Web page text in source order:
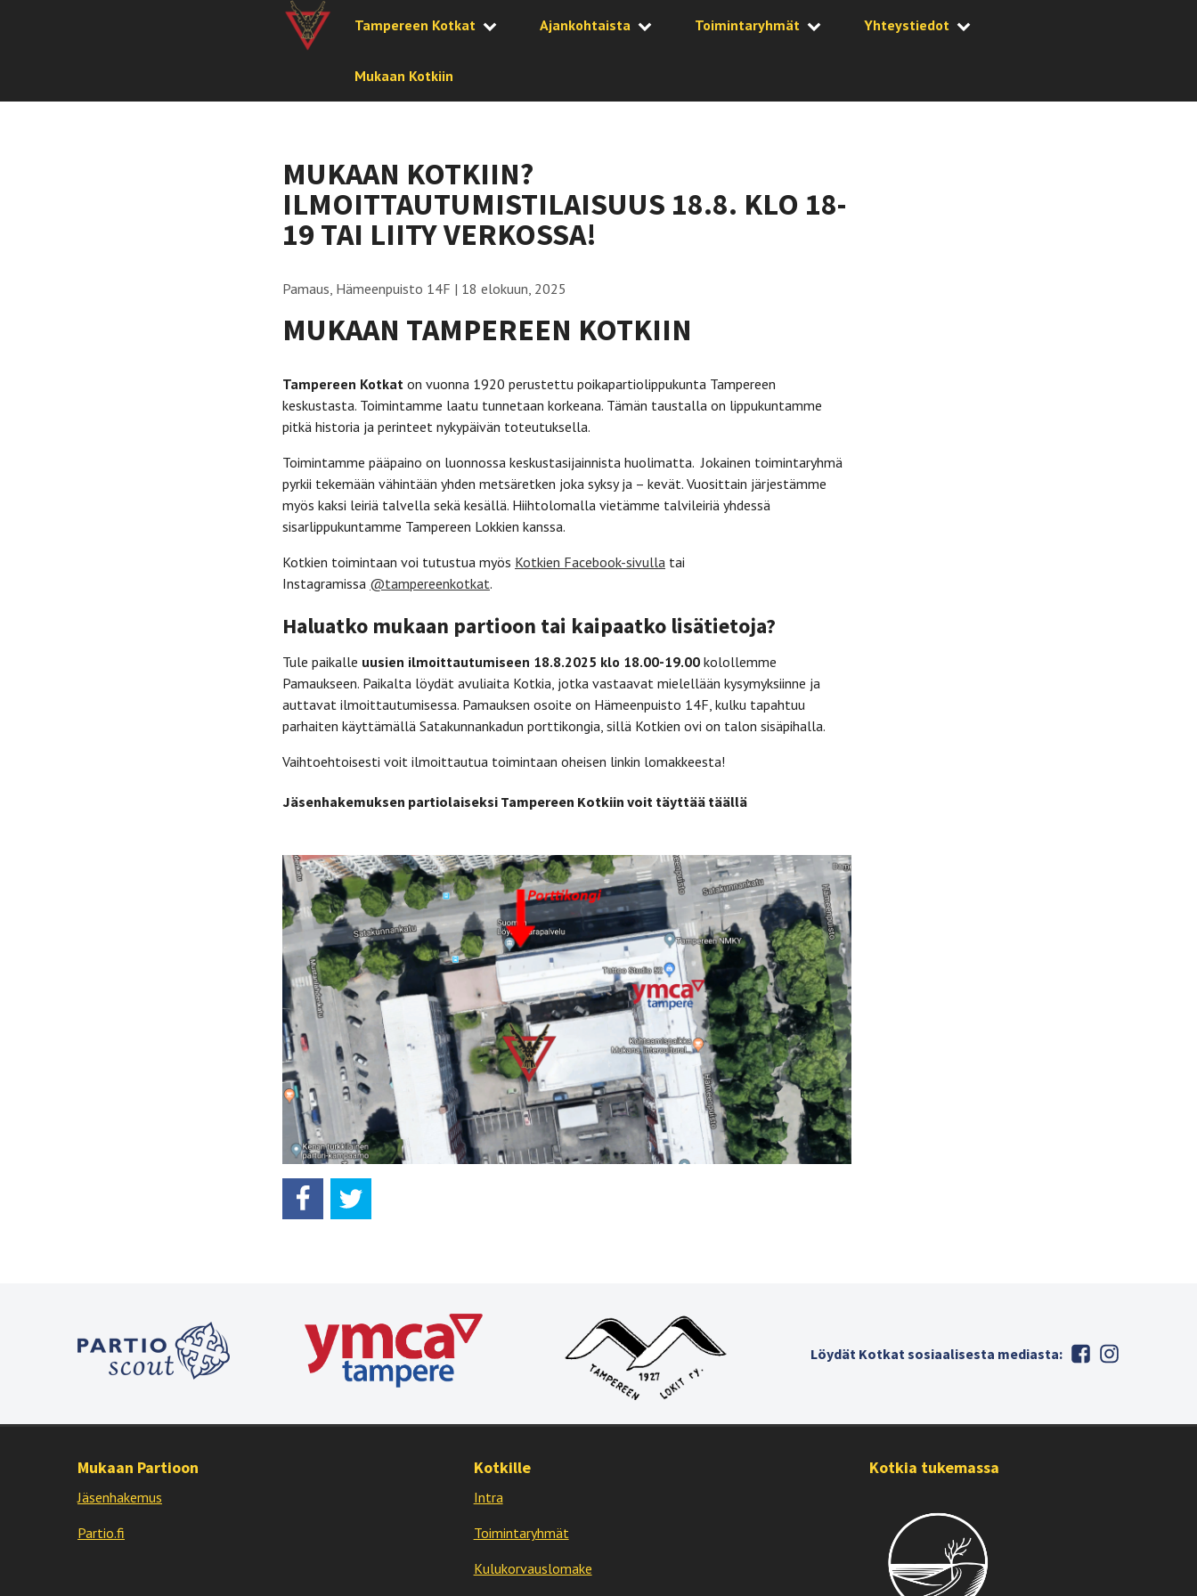
Tampereen Kotkat Ajankohtaista Toimintaryhmät Yhteystiedot
Mukaan Kotkiin
MUKAAN KOTKIIN?
ILMOITTAUTUMISTILAISUUS 18.8. KLO 18-
19 TAI LIITY VERKOSSA!
Pamaus, Hämeenpuisto 14F | 18 elokuun, 2025
MUKAAN TAMPEREEN KOTKIIN
Tampereen Kotkat on vuonna 1920 perustettu poikapartiolippukunta Tampereen
keskustasta. Toimintamme laatu tunnetaan korkeana. Tämän taustalla on lippukuntamme
pitkä historia ja perinteet nykypäivän toteutuksella.
Toimintamme pääpaino on luonnossa keskustasijainnista huolimatta. Jokainen toimintaryhmä
pyrkii tekemään vähintään yhden metsäretken joka syksy ja – kevät. Vuosittain järjestämme
myös kaksi leiriä talvella sekä kesällä. Hiihtolomalla vietämme talvileiriä yhdessä
sisarlippukuntamme Tampereen Lokkien kanssa.
Kotkien toimintaan voi tutustua myös Kotkien Facebook-sivulla tai
Instagramissa @tampereenkotkat.
Haluatko mukaan partioon tai kaipaatko lisätietoja?
Tule paikalle uusien ilmoittautumiseen 18.8.2025 klo 18.00-19.00 kolollemme
Pamaukseen. Paikalta löydät avuliaita Kotkia, jotka vastaavat mielellään kysymyksiinne ja
auttavat ilmoittautumisessa. Pamauksen osoite on Hämeenpuisto 14F, kulku tapahtuu
parhaiten käyttämällä Satakunnankadun porttikongia, sillä Kotkien ovi on talon sisäpihalla.
Vaihtoehtoisesti voit ilmoittautua toimintaan oheisen linkin lomakkeesta!
Jäsenhakemuksen partiolaiseksi Tampereen Kotkiin voit täyttää täällä
Löydät Kotkat sosiaalisesta mediasta:
Mukaan Partioon
Jäsenhakemus
Partio.fi
Kotkille
Intra
Toimintaryhmät
Kulukorvauslomake
Kotkia tukemassa